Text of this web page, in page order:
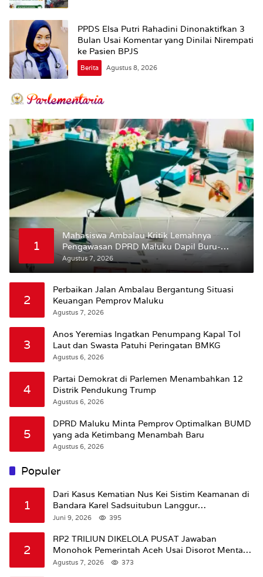
PPDS Elsa Putri Rahadini Dinonaktifkan 3
Bulan Usai Komentar yang Dinilai Nirempati
ke Pasien BPJS
Berita Agustus 8, 2026
1
Mahasiswa Ambalau Kritik Lemahnya
Pengawasan DPRD Maluku Dapil Buru-
Bursel Terhadap Proses Perubahan Status
Agustus 7, 2026
2
Perbaikan Jalan Ambalau Bergantung Situasi
Keuangan Pemprov Maluku
Agustus 7, 2026
3
Anos Yeremias Ingatkan Penumpang Kapal Tol
Laut dan Swasta Patuhi Peringatan BMKG
Agustus 6, 2026
4
Partai Demokrat di Parlemen Menambahkan 12
Distrik Pendukung Trump
Agustus 6, 2026
5
DPRD Maluku Minta Pemprov Optimalkan BUMD
yang ada Ketimbang Menambah Baru
Agustus 6, 2026
Populer
1
Dari Kasus Kematian Nus Kei Sistim Keamanan di
Bandara Karel Sadsuitubun Langgur
Dipertanyakan
Juni 9, 2026 395
2
RP2 TRILIUN DIKELOLA PUSAT Jawaban
Monohok Pemerintah Aceh Usai Disorot Mentan
Amran Soal Dana Pertanian
Agustus 7, 2026 373